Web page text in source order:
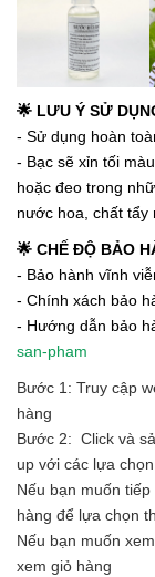
🌟 LƯU Ý SỬ
- Sử dụng hoàn
- Bạc sẽ xỉn tối
hoặc đeo trong
nước hoa, chất tẩy
🌟 CHẾ ĐỘ BẢO
- Bảo hành vĩnh
- Chính xách bảo
- Hướng dẫn bảo
san-pham
Bước 1: Truy cập
hàng
Bước 2: Click và
up với các lựa
Nếu bạn muốn
hàng để lựa chọn
Nếu bạn muốn
xem giỏ hàng